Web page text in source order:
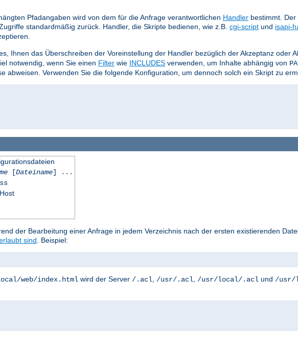
Pfadangaben wird von dem für die Anfrage verantwortlichen Handler bestimmt.
standardmäßig zurück. Handler, die Skripte bedienen, wie z.B. cgi-script und isapi-
Ihnen das Überschreiben der Voreinstellung der Handler bezüglich der Akzeptanz oder
notwendig, wenn Sie einen Filter wie INCLUDES verwenden, um Inhalte abhängig von
abweisen. Verwenden Sie die folgende Konfiguration, um dennoch solch ein Skript zu
[Dateiname] ...
der Bearbeitung einer Anfrage in jedem Verzeichnis nach der ersten existierenden
sind. Beispiel:
web/index.html wird der Server /.acl, /usr/.acl, /usr/local/.acl und /usr/